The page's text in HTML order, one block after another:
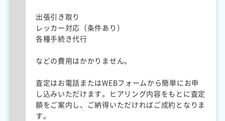
出張引き取り
レッカー対応（条件あり）
各種手続き代行
などの費用はかかりません。
査定はお電話またはWEBフォームから簡単にお申
し込みいただけます。ヒアリング内容をもとに査定
額をご案内し、ご納得いただければご成約となりま
す。